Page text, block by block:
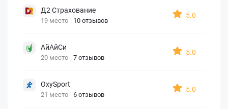
Д2 Страхование
19 место 10 отзывов
5.0
АйАйСи
20 место 7 отзывов
5.0
OxySport
21 место 6 отзывов
5.0